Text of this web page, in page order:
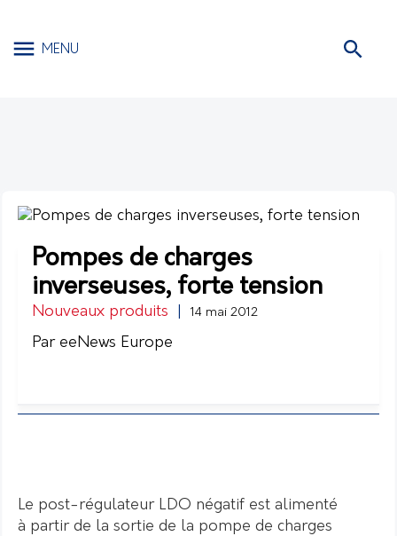
MENU
Pompes de charges
inverseuses, forte tension
Nouveaux produits 14 mai 2012
Par eeNews Europe
Le post-régulateur LDO négatif est alimenté
à partir de la sortie de la pompe de charges